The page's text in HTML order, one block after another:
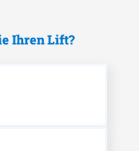
Ihren Lift?